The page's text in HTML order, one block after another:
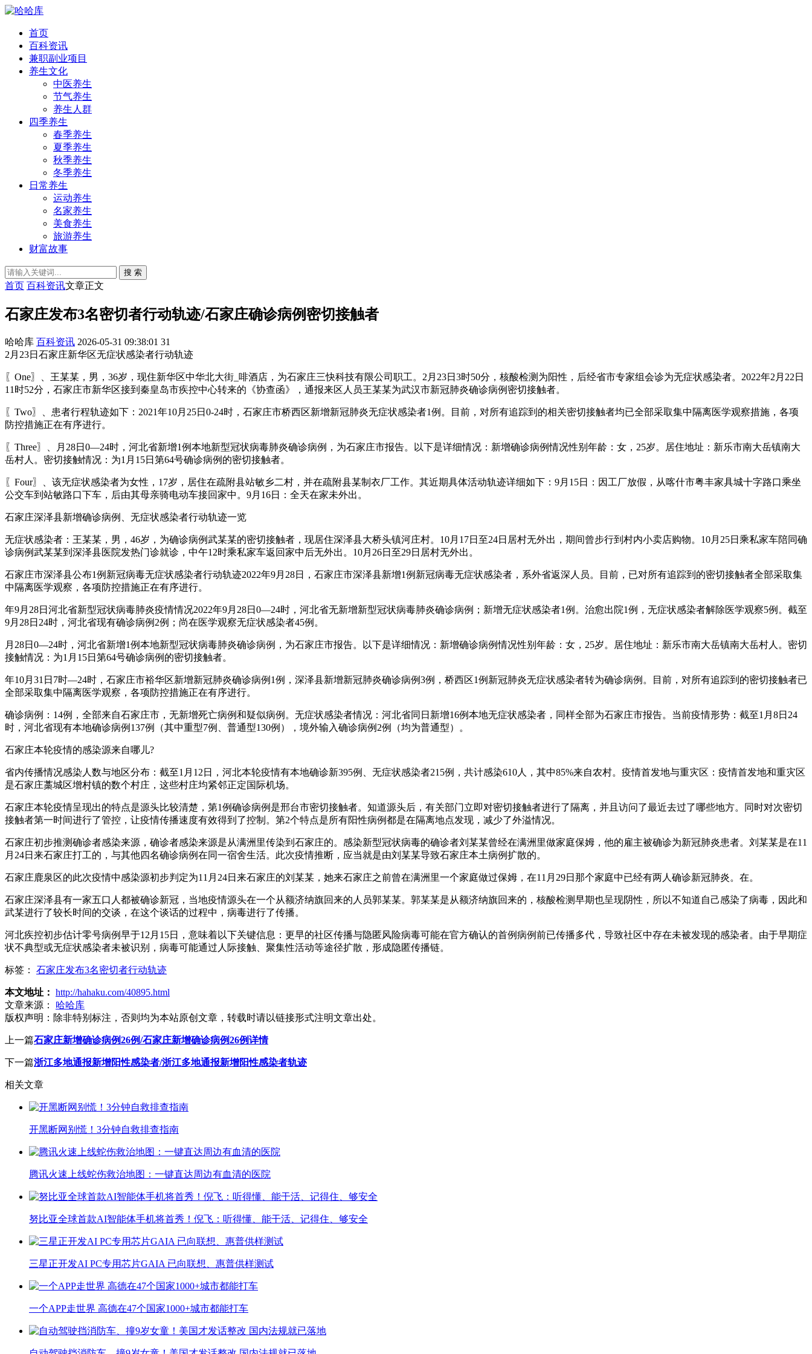
首页
百科资讯
兼职副业项目
养生文化
中医养生
节气养生
养生人群
四季养生
春季养生
夏季养生
秋季养生
冬季养生
日常养生
运动养生
名家养生
美食养生
旅游养生
财富故事
搜 索
首页 百科资讯文章正文
石家庄发布3名密切者行动轨迹/石家庄确诊病例密切接触者
哈哈库 百科资讯 2026-05-31 09:38:01 31
2月23日石家庄新华区无症状感染者行动轨迹
〖One〗、王某某，男，36岁，现住新华区中华北大街_啡酒店，为石家庄三快科技有限公司职工。2月23日3时50分，核酸检测为阳性，后经省市专家组会诊为无症状感染者。2022年2月22日
11时52分，石家庄市新华区接到秦皇岛市疾控中心转来的《协查函》，通报来区人员王某某为武汉市新冠肺炎确诊病例密切接触者。
〖Two〗、患者行程轨迹如下：2021年10月25日0-24时，石家庄市桥西区新增新冠肺炎无症状感染者1例。目前，对所有追踪到的相关密切接触者均已全部采取集中隔离医学观察措施，各项
防控措施正在有序进行。
〖Three〗、月28日0—24时，河北省新增1例本地新型冠状病毒肺炎确诊病例，为石家庄市报告。以下是详细情况：新增确诊病例情况性别年龄：女，25岁。居住地址：新乐市南大岳镇南大
岳村人。密切接触情况：为1月15日第64号确诊病例的密切接触者。
〖Four〗、该无症状感染者为女性，17岁，居住在疏附县站敏乡二村，并在疏附县某制衣厂工作。其近期具体活动轨迹详细如下：9月15日：因工厂放假，从喀什市粤丰家具城十字路口乘坐
公交车到站敏路口下车，后由其母亲骑电动车接回家中。9月16日：全天在家未外出。
石家庄深泽县新增确诊病例、无症状感染者行动轨迹一览
无症状感染者：王某某，男，46岁，为确诊病例武某某的密切接触者，现居住深泽县大桥头镇河庄村。10月17日至24日居村无外出，期间曾步行到村内小卖店购物。10月25日乘私家车陪同确
诊病例武某某到深泽县医院发热门诊就诊，中午12时乘私家车返回家中后无外出。10月26日至29日居村无外出。
石家庄市深泽县公布1例新冠病毒无症状感染者行动轨迹2022年9月28日，石家庄市深泽县新增1例新冠病毒无症状感染者，系外省返深人员。目前，已对所有追踪到的密切接触者全部采取集
中隔离医学观察，各项防控措施正在有序进行。
年9月28日河北省新型冠状病毒肺炎疫情情况2022年9月28日0—24时，河北省无新增新型冠状病毒肺炎确诊病例；新增无症状感染者1例。治愈出院1例，无症状感染者解除医学观察5例。截至
9月28日24时，河北省现有确诊病例2例；尚在医学观察无症状感染者45例。
月28日0—24时，河北省新增1例本地新型冠状病毒肺炎确诊病例，为石家庄市报告。以下是详细情况：新增确诊病例情况性别年龄：女，25岁。居住地址：新乐市南大岳镇南大岳村人。密切
接触情况：为1月15日第64号确诊病例的密切接触者。
年10月31日7时—24时，石家庄市裕华区新增新冠肺炎确诊病例1例，深泽县新增新冠肺炎确诊病例3例，桥西区1例新冠肺炎无症状感染者转为确诊病例。目前，对所有追踪到的密切接触者已
全部采取集中隔离医学观察，各项防控措施正在有序进行。
确诊病例：14例，全部来自石家庄市，无新增死亡病例和疑似病例。无症状感染者情况：河北省同日新增16例本地无症状感染者，同样全部为石家庄市报告。当前疫情形势：截至1月8日24
时，河北省现有本地确诊病例137例（其中重型7例、普通型130例），境外输入确诊病例2例（均为普通型）。
石家庄本轮疫情的感染源来自哪儿?
省内传播情况感染人数与地区分布：截至1月12日，河北本轮疫情有本地确诊新395例、无症状感染者215例，共计感染610人，其中85%来自农村。疫情首发地与重灾区：疫情首发地和重灾区
是石家庄藁城区增村镇的数个村庄，这些村庄均紧邻正定国际机场。
石家庄本轮疫情呈现出的特点是源头比较清楚，第1例确诊病例是邢台市密切接触者。知道源头后，有关部门立即对密切接触者进行了隔离，并且访问了最近去过了哪些地方。同时对次密切
接触者第一时间进行了管控，让疫情传播速度有效得到了控制。第2个特点是所有阳性病例都是在隔离地点发现，减少了外溢情况。
石家庄初步推测确诊者感染来源，确诊者感染来源是从满洲里传染到石家庄的。感染新型冠状病毒的确诊者刘某某曾经在满洲里做家庭保姆，他的雇主被确诊为新冠肺炎患者。刘某某是在11
月24日来石家庄打工的，与其他四名确诊病例在同一宿舍生活。此次疫情推断，应当就是由刘某某导致石家庄本土病例扩散的。
石家庄鹿泉区的此次疫情中感染源初步判定为11月24日来石家庄的刘某某，她来石家庄之前曾在满洲里一个家庭做过保姆，在11月29日那个家庭中已经有两人确诊新冠肺炎。在。
石家庄深泽县有一家五口人都被确诊新冠，当地疫情源头在一个从额济纳旗回来的人员郭某某。郭某某是从额济纳旗回来的，核酸检测早期也呈现阴性，所以不知道自己感染了病毒，因此和
武某进行了较长时间的交谈，在这个谈话的过程中，病毒进行了传播。
河北疾控初步估计零号病例早于12月15日，意味着以下关键信息：更早的社区传播与隐匿风险病毒可能在官方确认的首例病例前已传播多代，导致社区中存在未被发现的感染者。由于早期症
状不典型或无症状感染者未被识别，病毒可能通过人际接触、聚集性活动等途径扩散，形成隐匿传播链。
标签： 石家庄发布3名密切者行动轨迹
本文地址： http://hahaku.com/40895.html
文章来源：
哈哈库
版权声明： 除非特别标注，否则均为本站原创文章，转载时请以链接形式注明文章出处。
上一篇石家庄新增确诊病例26例/石家庄新增确诊病例26例详情
下一篇浙江多地通报新增阳性感染者/浙江多地通报新增阳性感染者轨迹
相关文章
开黑断网别慌！3分钟自救排查指南
腾讯火速上线蛇伤救治地图：一键直达周边有血清的医院
努比亚全球首款AI智能体手机将首秀！倪飞：听得懂、能干活、记得住、够安全
三星正开发AI PC专用芯片GAIA 已向联想、惠普供样测试
一个APP走世界 高德在47个国家1000+城市都能打车